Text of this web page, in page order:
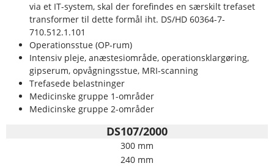
via et IT-system, skal der forefindes en særskilt trefaset
transformer til dette formål iht. DS/HD 60364-7-
710.512.1.101
Operationsstue (OP-rum)
Intensiv pleje, anæstesiområde, operationsklargøring,
gipserum, opvågningsstue, MRI-scanning
Trefasede belastninger
Medicinske gruppe 1-områder
Medicinske gruppe 2-områder
DS107/2000
300 mm
240 mm